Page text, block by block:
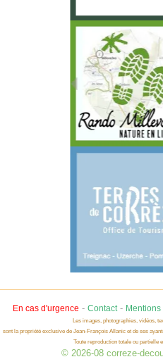
En cas d'urgence - Contact-
Les images, photographies, vidéos,
sont la propriété exclusive de Jean-François Allanic et de ses
Toute reproduction totale ou partielle
© 2026-08 correze-